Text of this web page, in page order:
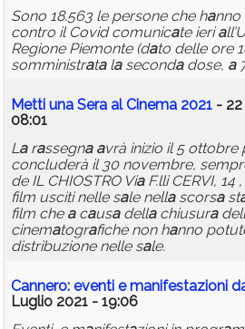
Sono 18.563 le persone che hanno
contro il Covid comunicate ieria
Regione Piemonte (dato delle ore
somministratalasecondadose, a
Metti una Sera al Cinema 2021 -
08:01
Larassegna avrà inizio il 5 ottobre
concluderà il 30 novembre,
de IL CHIOSTRO ViaF.lli CERVI, 14
film usciti nelle sale nellascorsast
film che acausadellachiusura
cinematografiche non hanno
distribuzione nelle sale.
Cannero: eventi e manifestazioni d
Luglio 2021 - 19:06